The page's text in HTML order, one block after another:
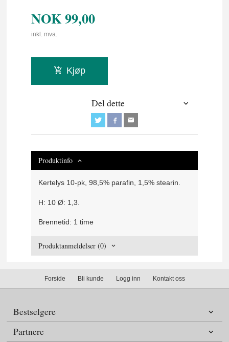
NOK99,00
inkl. mva.
Kjøp
Del dette
Produktinfo
Kertelys 10-pk, 98,5% parafin, 1,5% stearin.
H: 10 Ø: 1,3.
Brennetid: 1 time
Produktanmeldelser (0)
Forside Bli kunde Logg inn Kontakt oss
Bestselgere
Partnere